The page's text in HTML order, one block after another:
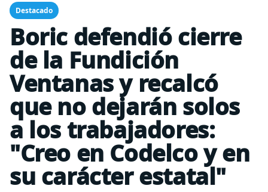
Destacado
Boric defendió cierre
de la Fundición
Ventanas y recalcó
que no dejarán solos
a los trabajadores:
"Creo en Codelco y en
su carácter estatal"